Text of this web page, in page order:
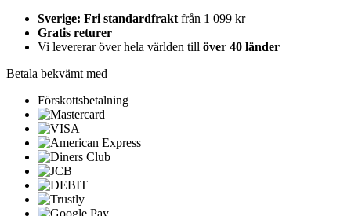
Sverige: Fri standardfrakt från 1 099 kr
Gratis returer
Vi levererar över hela världen till över 40 länder
Betala bekvämt med
Förskottsbetalning